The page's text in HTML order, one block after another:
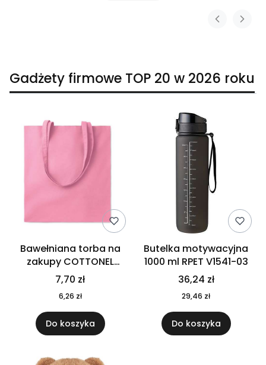
Gadżety firmowe TOP 20 w 2026 roku
Bawełniana torba na
zakupy COTTONEL
COLOUR++ MO9846-11
7,70 zł
6,26 zł
Do koszyka
Butelka motywacyjna
1000 ml RPET V1541-03
36,24 zł
29,46 zł
Do koszyka